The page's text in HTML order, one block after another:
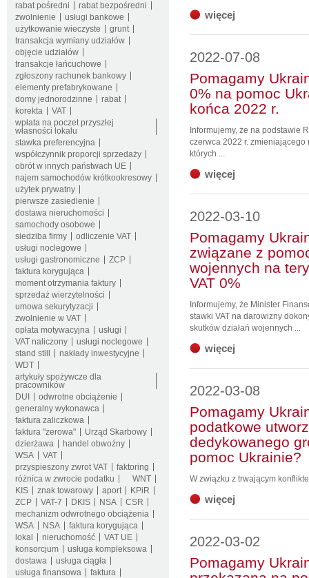
rabat pośredni
rabat bezpośredni
zwolnienie
usługi bankowe
użytkowanie wieczyste
grunt
transakcja wymiany udziałów
objęcie udziałów
transakcje łańcuchowe
zgłoszony rachunek bankowy
elementy prefabrykowane
domy jednorodzinne
rabat
korekta
VAT
wpłata na poczet przyszłej
własności lokalu
stawka preferencyjna
współczynnik proporcji sprzedaży
obrót w innych państwach UE
najem samochodów krótkookresowy
użytek prywatny
pierwsze zasiedlenie
dostawa nieruchomości
samochody osobowe
siedziba firmy
odliczenie VAT
usługi noclegowe
usługi gastronomiczne
ZCP
faktura korygująca
moment otrzymania faktury
sprzedaż wierzytelności
umowa sekurytyzacji
zwolnienie w VAT
opłata motywacyjna
usługi
VAT naliczony
usługi noclegowe
stand still
nakłady inwestycyjne
WDT
artykuły spożywcze dla
pracowników
DUI
odwrotne obciążenie
generalny wykonawca
faktura zaliczkowa
faktura "zerowa"
Urząd Skarbowy
dzierżawa
handel obwoźny
WSA
VAT
przyspieszony zwrot VAT
faktoring
różnica w zwrocie podatku
WNT
KIS
znak towarowy aport
KPiR
ZCP
VAT-7 DKIS NSA
CSR
mechanizm odwrotnego obciążenia
WSA
NSA
faktura korygująca
lokal
nieruchomość
VAT UE
konsorcjum
usługa kompleksowa
dostawa
usługa ciągła
usługa finansowa
faktura
więcej
2022-07-08
Pomagamy
0% na pomoc
końca 2022 r.
Informujemy, że na podstawie
czerwca 2022 r. zmieniającego
których ...
więcej
2022-03-10
Pomagamy
związane z
wojennych na
VAT 0%
Informujemy, że Minister
stawki VAT na darowizny
skutków działań wojennych ...
więcej
2022-03-08
Pomagamy
podatkowe
dedykowanego
pomoc Ukrainie?
W związku z trwającym
więcej
2022-03-02
Pomagamy